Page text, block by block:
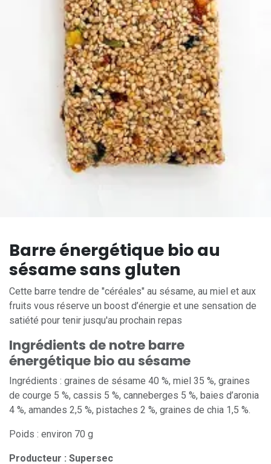
Barre énergétique bio au
sésame sans gluten
Cette barre tendre de "céréales" au sésame, au miel et aux
fruits vous réserve un boost d’énergie et une sensation de
satiété pour tenir jusqu'au prochain repas
Ingrédients de notre barre
énergétique bio au sésame
Ingrédients : graines de sésame 40 %, miel 35 %, graines
de courge 5 %, cassis 5 %, canneberges 5 %, baies d’aronia
4 %, amandes 2,5 %, pistaches 2 %, graines de chia 1,5 %.
Poids : environ 70 g
Producteur : Supersec